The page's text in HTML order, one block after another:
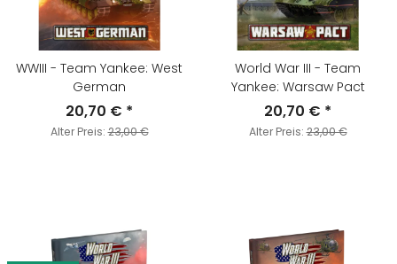
WWIII - Team Yankee: West
German
20,70 € *
Alter Preis:23,00 €
World War III - Team
Yankee: Warsaw Pact
20,70 € *
Alter Preis:23,00 €